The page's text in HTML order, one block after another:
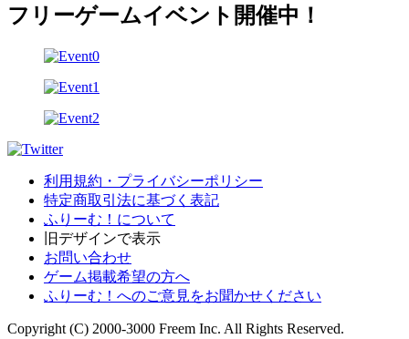
フリーゲームイベント開催中！
利用規約・プライバシーポリシー
特定商取引法に基づく表記
ふりーむ！について
旧デザインで表示
お問い合わせ
ゲーム掲載希望の方へ
ふりーむ！へのご意見をお聞かせください
Copyright (C) 2000-3000 Freem Inc. All Rights Reserved.